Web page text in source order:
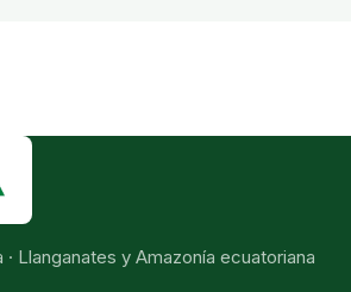
· Llanganates y Amazonía ecuatoriana